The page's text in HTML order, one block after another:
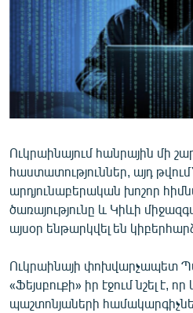
ՄԻՋԱԶԳԱՅԻՆ
ՄՇԱԿՈՒՅԹ
ՍՊՈՐՏ
ՄԵԿՆԱԲԱՆՈՒԹՅՈՒՆ
ՏՏ ԵՒ ԻՆՏԵՐՆԵՏ
ԿՈՐՈՆԱՎԻՐՈՒՍ
ԱՐԽԻՎ
ՏԵՍԱՆՅՈՒԹԵՐ
ԲԱՆԱՎԵՃ
ՁԳՏԵԼՈՎ ԼԱՎԱԳՈՒՅՆԻՆ
ՓՈԴՔԱՍԹ
Ուկրաինայում հանրային մի
հաստատություններ, այդ
արդյունաբերական խոշոր
ծառայությունը և Կիևի
այսօր ենթարկվել են
Ուկրաինայի փոխվարչապետ
«Ֆեյսբուքի» իր էջում նշել է,
պաշտոնյաների